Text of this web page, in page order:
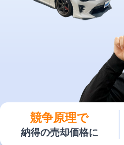
競争原理で
納得の売却価格に